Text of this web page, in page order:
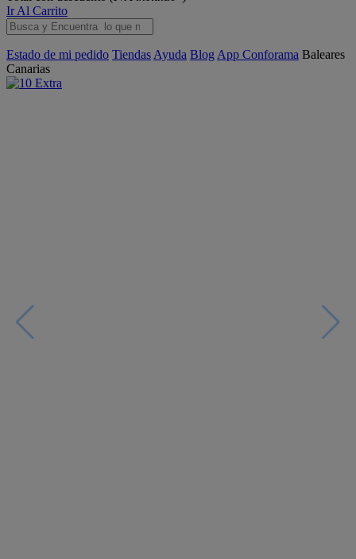
Ir Al Carrito
Estado de mi pedido Tiendas Ayuda Blog App Conforama Baleares
Canarias